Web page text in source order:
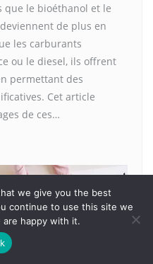
le bioéthanol et le
deviennent de plus en
les carburants
ou le diesel, ils offrent
permettant des
Cet article
de ces…
we give you the best
continue to use this site we
are happy with it.